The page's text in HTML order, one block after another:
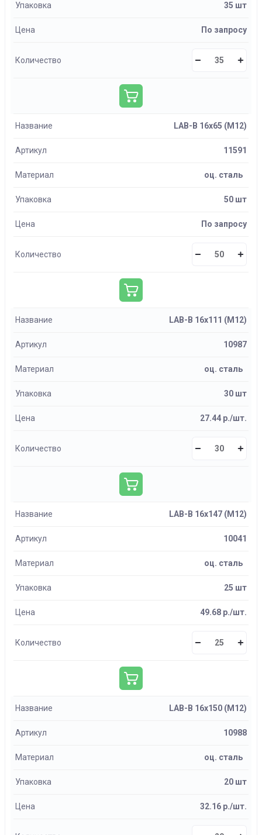
Упаковка 35 шт
Цена По запросу
Количество
Название LAB-B 16х65 (М12)
Артикул 11591
Материал оц. сталь
Упаковка 50 шт
Цена По запросу
Количество
Название LAB-B 16х111 (М12)
Артикул 10987
Материал оц. сталь
Упаковка 30 шт
Цена 27.44 р./шт.
Количество
Название LAB-B 16х147 (М12)
Артикул 10041
Материал оц. сталь
Упаковка 25 шт
Цена 49.68 р./шт.
Количество
Название LAB-B 16х150 (М12)
Артикул 10988
Материал оц. сталь
Упаковка 20 шт
Цена 32.16 р./шт.